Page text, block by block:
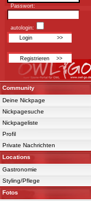
Passwort:
autologin:
Community
Deine Nickpage
Nickpagesuche
Nickpageliste
Profil
Private Nachrichten
Locations
Gastronomie
Styling/Pflege
Fotos